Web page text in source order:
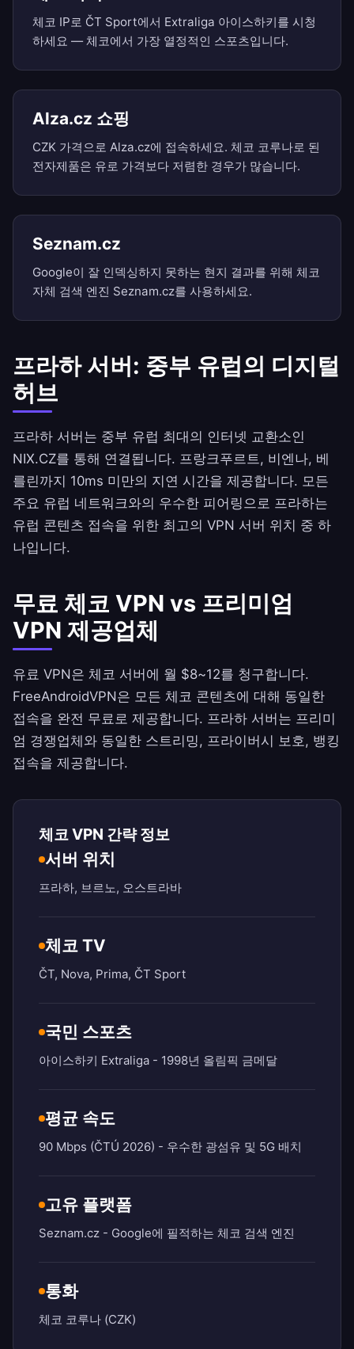
체코 IP로 ČT Sport에서 Extraliga 아이스하키를 시청
하세요 — 체코에서 가장 열정적인 스포츠입니다.
Alza.cz 쇼핑
CZK 가격으로 Alza.cz에 접속하세요. 체코 코루나로 된
전자제품은 유로 가격보다 저렴한 경우가 많습니다.
Seznam.cz
Google이 잘 인덱싱하지 못하는 현지 결과를 위해 체코
자체 검색 엔진 Seznam.cz를 사용하세요.
프라하 서버: 중부 유럽의 디지털
허브
프라하 서버는 중부 유럽 최대의 인터넷 교환소인
NIX.CZ를 통해 연결됩니다. 프랑크푸르트, 비엔나, 베
를린까지 10ms 미만의 지연 시간을 제공합니다. 모든
주요 유럽 네트워크와의 우수한 피어링으로 프라하는
유럽 콘텐츠 접속을 위한 최고의 VPN 서버 위치 중 하
나입니다.
무료 체코 VPN vs 프리미엄
VPN 제공업체
유료 VPN은 체코 서버에 월 $8~12를 청구합니다.
FreeAndroidVPN은 모든 체코 콘텐츠에 대해 동일한
접속을 완전 무료로 제공합니다. 프라하 서버는 프리미
엄 경쟁업체와 동일한 스트리밍, 프라이버시 보호, 뱅킹
접속을 제공합니다.
체코 VPN 간략 정보
서버 위치
프라하, 브르노, 오스트라바
체코 TV
ČT, Nova, Prima, ČT Sport
국민 스포츠
아이스하키 Extraliga - 1998년 올림픽 금메달
평균 속도
90 Mbps (ČTÚ 2026) - 우수한 광섬유 및 5G 배치
고유 플랫폼
Seznam.cz - Google에 필적하는 체코 검색 엔진
통화
체코 코루나 (CZK)